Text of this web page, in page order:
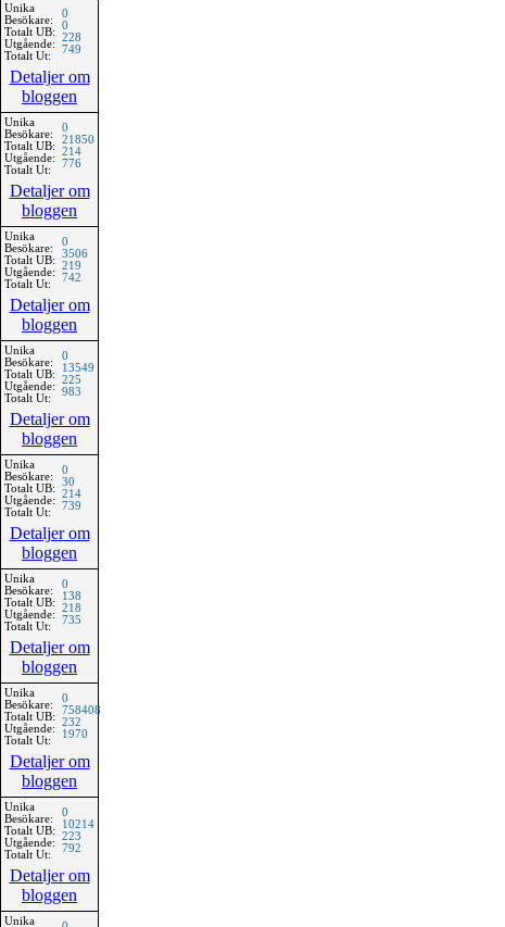
Unika
Besökare:
Totalt UB:
Utgående:
Totalt Ut:
0
0
228
749
Detaljer om
bloggen
Unika
Besökare:
Totalt UB:
Utgående:
Totalt Ut:
0
21850
214
776
Detaljer om
bloggen
Unika
Besökare:
Totalt UB:
Utgående:
Totalt Ut:
0
3506
219
742
Detaljer om
bloggen
Unika
Besökare:
Totalt UB:
Utgående:
Totalt Ut:
0
13549
225
983
Detaljer om
bloggen
Unika
Besökare:
Totalt UB:
Utgående:
Totalt Ut:
0
30
214
739
Detaljer om
bloggen
Unika
Besökare:
Totalt UB:
Utgående:
Totalt Ut:
0
138
218
735
Detaljer om
bloggen
Unika
Besökare:
Totalt UB:
Utgående:
Totalt Ut:
0
758408
232
1970
Detaljer om
bloggen
Unika
Besökare:
Totalt UB:
Utgående:
Totalt Ut:
0
10214
223
792
Detaljer om
bloggen
Unika